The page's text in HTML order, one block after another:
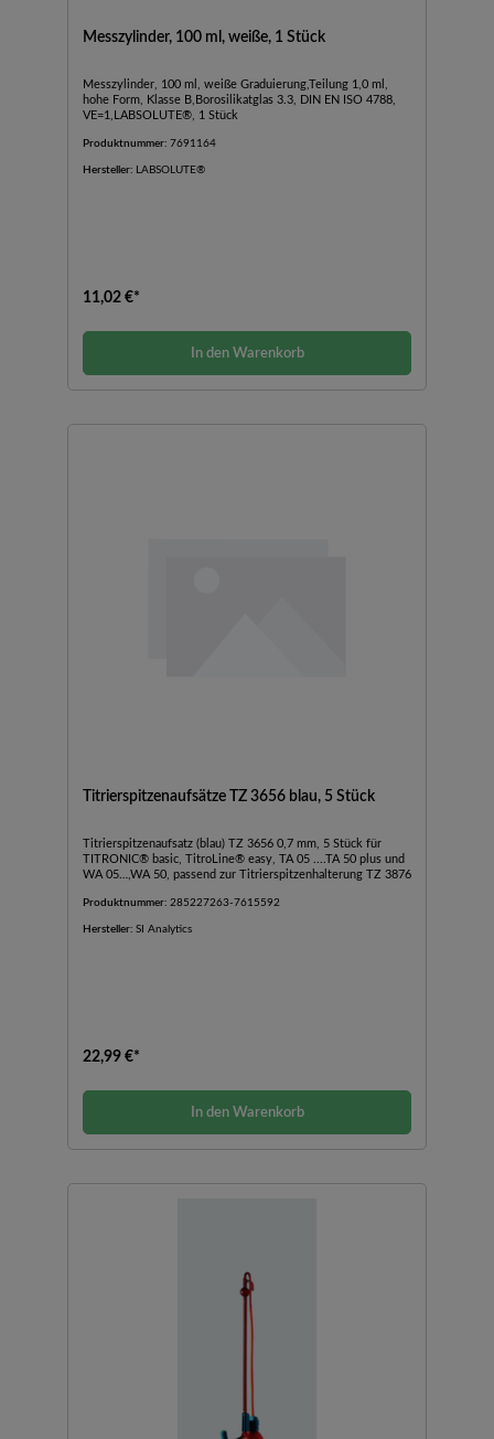
Messzylinder, 100 ml, weiße, 1 Stück
Messzylinder, 100 ml, weiße Graduierung,Teilung 1,0 ml,
hohe Form, Klasse B,Borosilikatglas 3.3, DIN EN ISO 4788,
VE=1,LABSOLUTE®, 1 Stück
Produktnummer: 7691164
Hersteller: LABSOLUTE®
11,02 €*
In den Warenkorb
Titrierspitzenaufsätze TZ 3656 blau, 5 Stück
Titrierspitzenaufsatz (blau) TZ 3656 0,7 mm, 5 Stück für
TITRONIC® basic, TitroLine® easy, TA 05 ....TA 50 plus und
WA 05…,WA 50, passend zur Titrierspitzenhalterung TZ 3876
Produktnummer: 285227263-7615592
Hersteller: SI Analytics
22,99 €*
In den Warenkorb